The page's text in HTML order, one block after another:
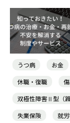
うつ病 お金
休職・復職
双極性障害Ⅱ型（躁
失業保険
就